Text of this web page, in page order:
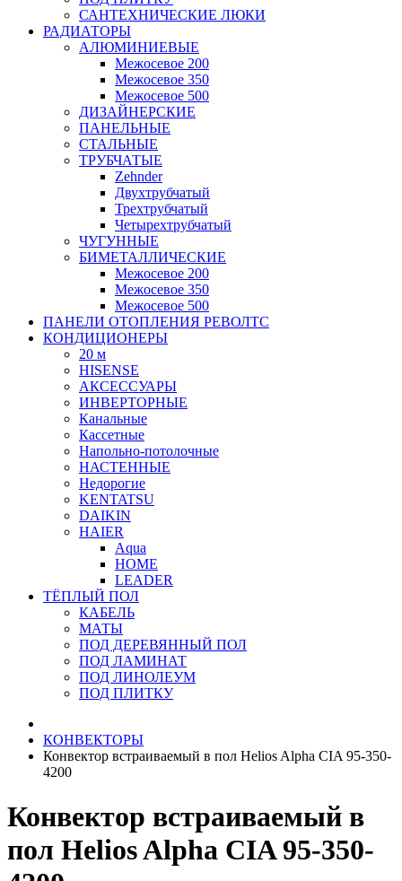
САНТЕХНИЧЕСКИЕ ЛЮКИ
РАДИАТОРЫ
АЛЮМИНИЕВЫЕ
Межосевое 200
Межосевое 350
Межосевое 500
ДИЗАЙНЕРСКИЕ
ПАНЕЛЬНЫЕ
СТАЛЬНЫЕ
ТРУБЧАТЫЕ
Zehnder
Двухтрубчатый
Трехтрубчатый
Четырехтрубчатый
ЧУГУННЫЕ
БИМЕТАЛЛИЧЕСКИЕ
Межосевое 200
Межосевое 350
Межосевое 500
ПАНЕЛИ ОТОПЛЕНИЯ РЕВОЛТС
КОНДИЦИОНЕРЫ
20 м
HISENSE
АКСЕССУАРЫ
ИНВЕРТОРНЫЕ
Канальные
Кассетные
Напольно-потолочные
НАСТЕННЫЕ
Недорогие
KENTATSU
DAIKIN
HAIER
Aqua
HOME
LEADER
ТЁПЛЫЙ ПОЛ
КАБЕЛЬ
МАТЫ
ПОД ДЕРЕВЯННЫЙ ПОЛ
ПОД ЛАМИНАТ
ПОД ЛИНОЛЕУМ
ПОД ПЛИТКУ
КОНВЕКТОРЫ
Конвектор встраиваемый в пол Helios Alpha CIA 95-350-
4200
Конвектор встраиваемый в
пол Helios Alpha CIA 95-350-